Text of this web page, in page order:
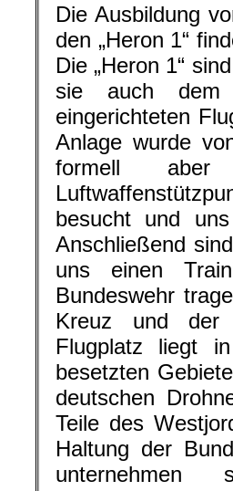
Die Ausbildung
den „Heron 1“
Die „Heron 1“
sie auch dem
eingerichteten
Anlage wurde
formell
besucht und
Anschließend
uns einen
Bundeswehr
Kreuz und der
Flugplatz liegt
besetzten
deutschen
Teile des
Haltung der